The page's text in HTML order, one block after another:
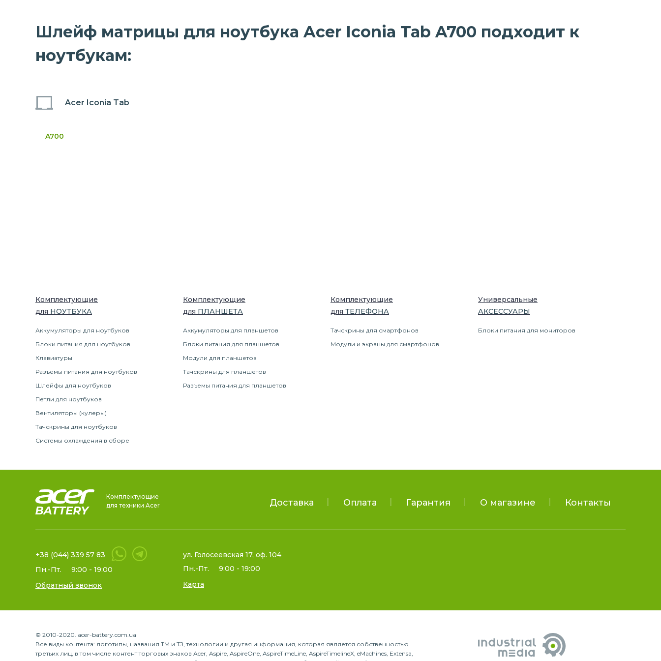
Шлейф матрицы для ноутбука Acer Iconia Tab A700 подходит к
ноутбукам:
Acer Iconia Tab
A700
Комплектующие
для НОУТБУКА
Аккумуляторы для ноутбуков
Блоки питания для ноутбуков
Клавиатуры
Разъемы питания для ноутбуков
Шлейфы для ноутбуков
Петли для ноутбуков
Вентиляторы (кулеры)
Тачскрины для ноутбуков
Системы охлаждения в сборе
Комплектующие
для ПЛАНШЕТА
Аккумуляторы для планшетов
Блоки питания для планшетов
Модули для планшетов
Тачскрины для планшетов
Разъемы питания для планшетов
Комплектующие
для ТЕЛЕФОНА
Тачскрины для смартфонов
Модули и экраны для смартфонов
Универсальные
АКСЕССУАРЫ
Блоки питания для мониторов
Комплектующие
для техники Acer
Доставка Оплата Гарантия О магазине Контакты
+38 (044) 339 57 83
Пн.-Пт.
9:00 - 19:00
Обратный звонок
ул. Голосеевская 17, оф. 104
Пн.-Пт.
9:00 - 19:00
Карта
© 2010-2020. acer-battery.com.ua
Все виды контента: логотипы, названия ТМ и ТЗ, технологии и другая информация, которая является собственностью
третьих лиц, в том числе контент торговых знаков Acer, Aspire, AspireOne, AspireTimeLine, AspireTimelineX, eMachines, Extensa,